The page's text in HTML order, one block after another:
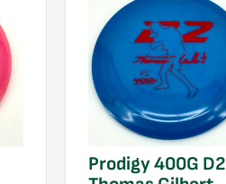
Prodigy 400G D2